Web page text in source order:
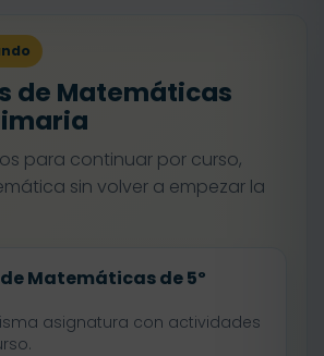
de Matemáticas
para continuar por curso,
sin volver a empezar la
Matemáticas de 5º
asignatura con actividades